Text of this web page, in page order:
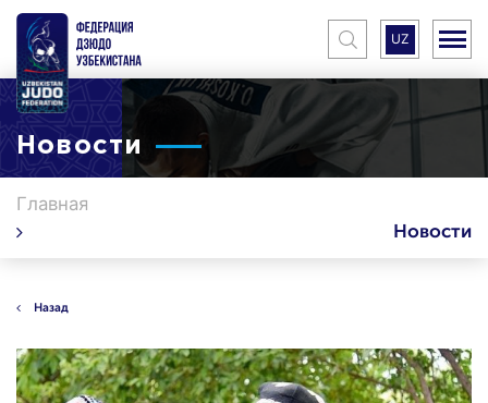
UZ
Новости
Главная
Новости
Назад